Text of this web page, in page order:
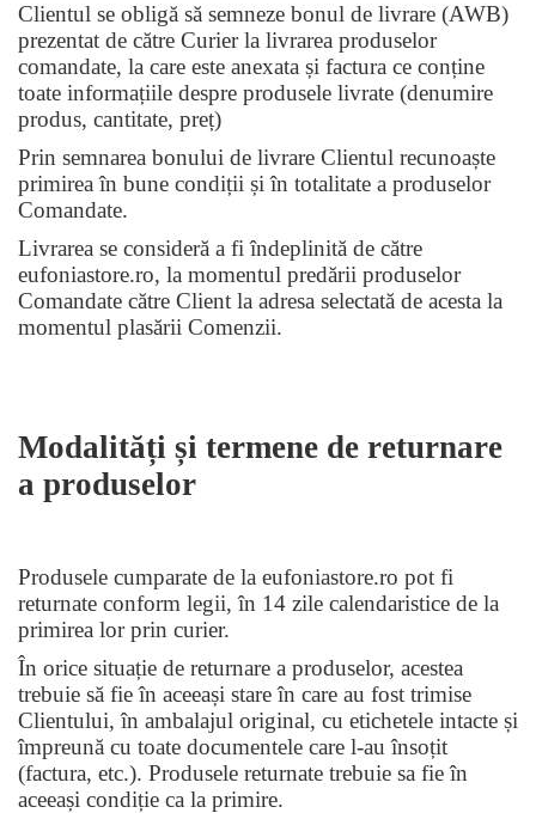
Clientul se obligă să semneze bonul de livrare (AWB)
prezentat de către Curier la livrarea produselor
comandate, la care este anexata și factura ce conține
toate informațiile despre produsele livrate (denumire
produs, cantitate, preț)
Prin semnarea bonului de livrare Clientul recunoaște
primirea în bune condiții și în totalitate a produselor
Comandate.
Livrarea se consideră a fi îndeplinită de către
eufoniastore.ro, la momentul predării produselor
Comandate către Client la adresa selectată de acesta la
momentul plasării Comenzii.
Modalități și termene de returnare
a produselor
Produsele cumparate de la eufoniastore.ro pot fi
returnate conform legii, în 14 zile calendaristice de la
primirea lor prin curier.
În orice situație de returnare a produselor, acestea
trebuie să fie în aceeași stare în care au fost trimise
Clientului, în ambalajul original, cu etichetele intacte și
împreună cu toate documentele care l-au însoțit
(factura, etc.). Produsele returnate trebuie sa fie în
aceeași condiție ca la primire.